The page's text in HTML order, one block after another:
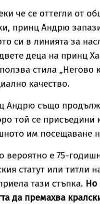
че се оттегли от
принц Андрю
си в линията за
деца на принц
стила „Негово
качество.
Андрю също
той се
им посещаване
вероятно е 75-
статут или титли
тази стъпка. Но
да премахва